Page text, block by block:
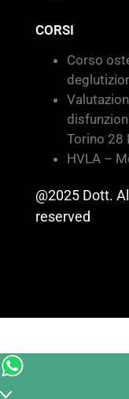
CORSI
Corso
Torino 28
HVLA –
@2025 Dott.
reserved